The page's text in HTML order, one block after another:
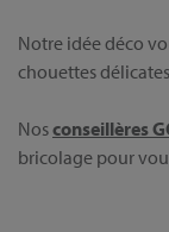
Notre idée déco
chouettes
Nosconseillères
bricolage pour